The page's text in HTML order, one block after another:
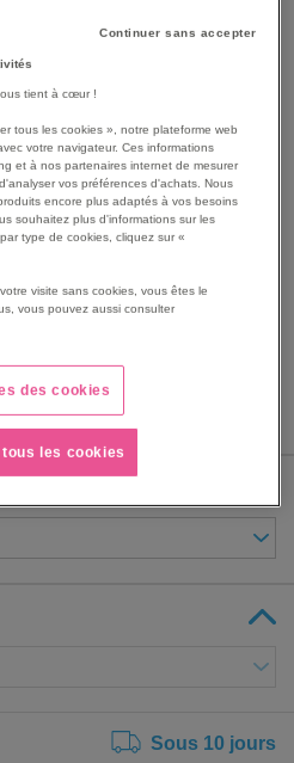
se détendre dans la piscine.
housse interchangeable.
Sous 10 jours
Continuer sans accepter
tient à cœur !
tous les cookies », notre plateforme web
votre navigateur. Ces informations
et à nos partenaires internet de mesurer
vos préférences d'achats. Nous
encore plus adaptés à vos besoins
souhaitez plus d'informations sur les
type de cookies, cliquez sur «
visite sans cookies, vous êtes le
vous pouvez aussi consulter
des cookies
les cookies